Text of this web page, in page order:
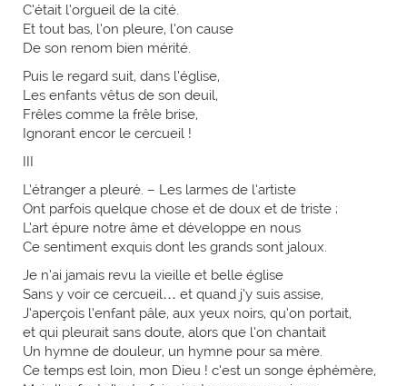
C’était l’orgueil de la cité.
Et tout bas, l’on pleure, l’on cause
De son renom bien mérité.
Puis le regard suit, dans l’église,
Les enfants vêtus de son deuil,
Frêles comme la frêle brise,
Ignorant encor le cercueil !
III
L’étranger a pleuré. – Les larmes de l’artiste
Ont parfois quelque chose et de doux et de triste ;
L’art épure notre âme et développe en nous
Ce sentiment exquis dont les grands sont jaloux.
Je n’ai jamais revu la vieille et belle église
Sans y voir ce cercueil… et quand j’y suis assise,
J’aperçois l’enfant pâle, aux yeux noirs, qu’on portait,
et qui pleurait sans doute, alors que l’on chantait
Un hymne de douleur, un hymne pour sa mère.
Ce temps est loin, mon Dieu ! c’est un songe éphémère,